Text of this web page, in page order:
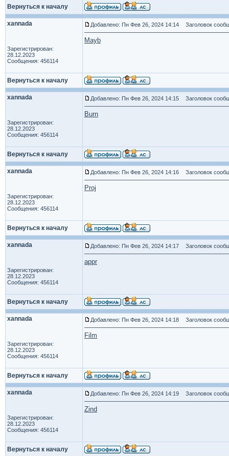
Вернуться к началу
xannada
Зарегистрирован:
28.12.2023
Сообщения: 456114
Добавлено: Пн Фев 26, 2024 14:14 Заголовок
Mayb
Вернуться к началу
xannada
Зарегистрирован:
28.12.2023
Сообщения: 456114
Добавлено: Пн Фев 26, 2024 14:15 Заголовок
Burn
Вернуться к началу
xannada
Зарегистрирован:
28.12.2023
Сообщения: 456114
Добавлено: Пн Фев 26, 2024 14:16 Заголовок
Proj
Вернуться к началу
xannada
Зарегистрирован:
28.12.2023
Сообщения: 456114
Добавлено: Пн Фев 26, 2024 14:17 Заголовок
appr
Вернуться к началу
xannada
Зарегистрирован:
28.12.2023
Сообщения: 456114
Добавлено: Пн Фев 26, 2024 14:18 Заголовок
Film
Вернуться к началу
xannada
Зарегистрирован:
28.12.2023
Сообщения: 456114
Добавлено: Пн Фев 26, 2024 14:19 Заголовок
Zind
Вернуться к началу